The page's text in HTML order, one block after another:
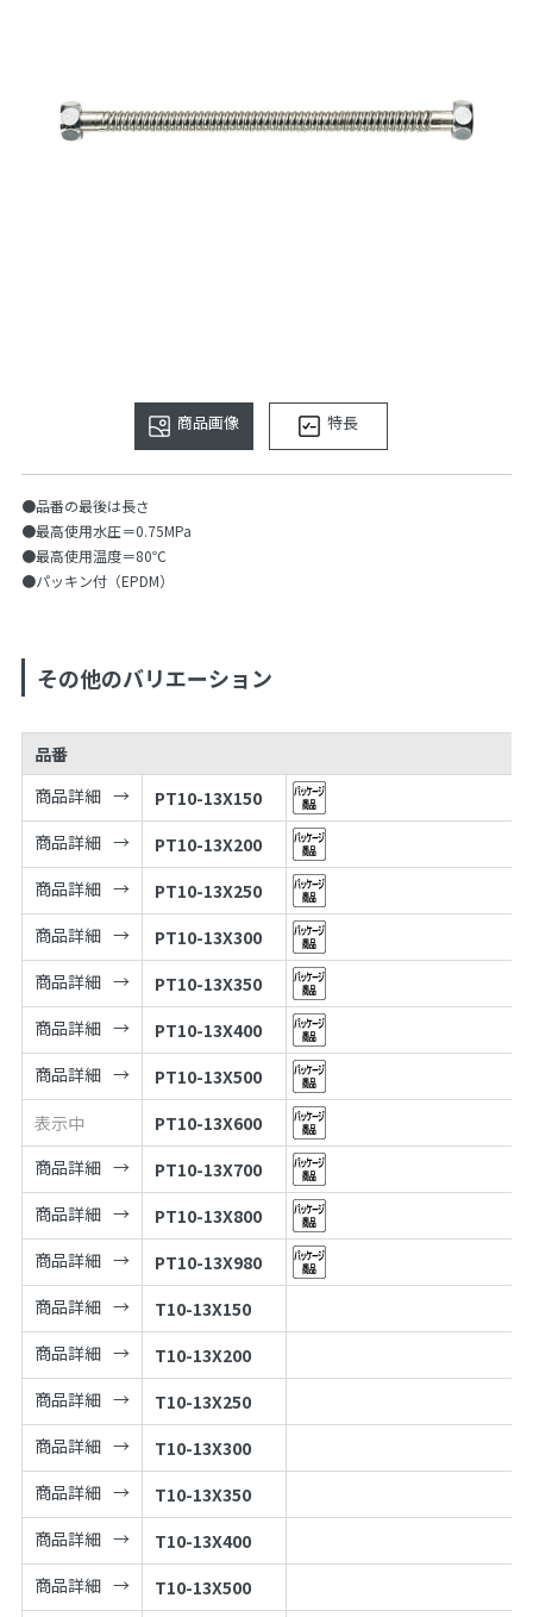
商品画像 特長
●品番の最後は長さ
●最高使用水圧＝0.75MPa
●最高使用温度＝80℃
●パッキン付（EPDM）
その他のバリエーション
品番
商品詳細
PT10-13X150
商品詳細
PT10-13X200
商品詳細
PT10-13X250
商品詳細
PT10-13X300
商品詳細
PT10-13X350
商品詳細
PT10-13X400
商品詳細
PT10-13X500
表示中
PT10-13X600
商品詳細
PT10-13X700
商品詳細
PT10-13X800
商品詳細
PT10-13X980
商品詳細
T10-13X150
商品詳細
T10-13X200
商品詳細
T10-13X250
商品詳細
T10-13X300
商品詳細
T10-13X350
商品詳細
T10-13X400
商品詳細
T10-13X500